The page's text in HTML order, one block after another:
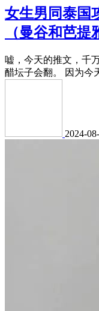
女生男同泰国
（曼谷和芭提
嘘，今天的推文，千
醋坛子会翻。 因为今
2024-